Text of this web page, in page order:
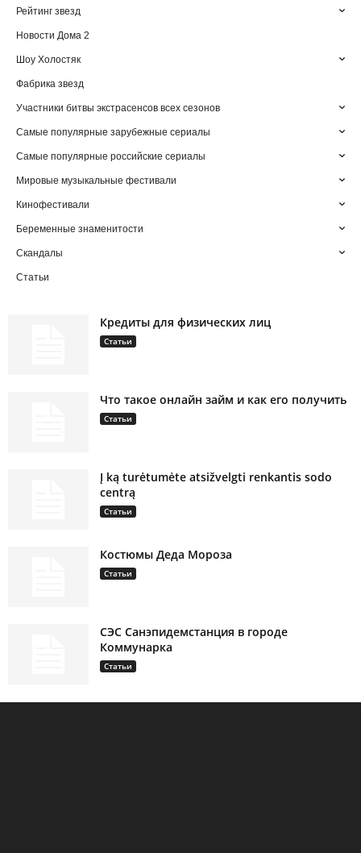
Рейтинг звезд
Новости Дома 2
Шоу Холостяк
Фабрика звезд
Участники битвы экстрасенсов всех сезонов
Самые популярные зарубежные сериалы
Самые популярные российские сериалы
Мировые музыкальные фестивали
Кинофестивали
Беременные знаменитости
Скандалы
Статьи
Кредиты для физических лиц
Статьи
Что такое онлайн займ и как его получить
Статьи
Į ką turėtumėte atsižvelgti renkantis sodo
centrą
Статьи
Костюмы Деда Мороза
Статьи
СЭС Санэпидемстанция в городе
Коммунарка
Статьи